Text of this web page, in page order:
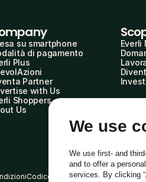
su smartphone
di pagamento
Plus
Partner
with Us
Shoppers
Us
Everli
Codice Etico
We use
We use first- and
and to offer a
services. By clicking